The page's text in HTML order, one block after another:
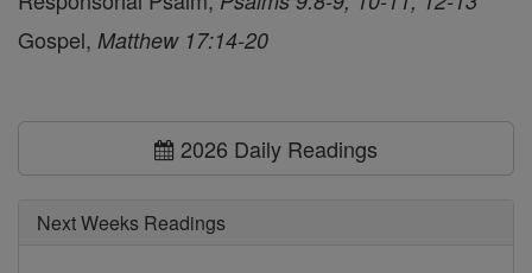
Gospel, Matthew 17:14-20
2026 Daily Readings
Next Weeks Readings